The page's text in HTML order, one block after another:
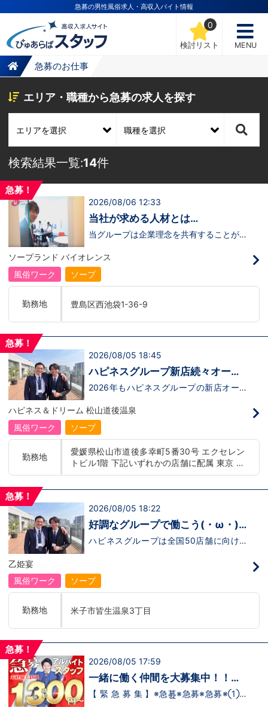
急募の男性風俗求人・高収入バイト情報
検討リスト
0
MENU
急募のお仕事
エリア・職種から急募の求人を探す
検索結果一覧:14件
急募！
2026/08/06 12:33
当社が求める人材とは…
当グループは企業理念を共有することがで
神】を持っている方を求めています。さら
に！『ハピネスグループは、店舗数が増え
ます！！』つまり…【店長/幹部】の空き
枠があるってことです。実際に働いてみ
職者になれない(´;ω;｀)なんて経験はあり
ませんか？？当グループは年功序列ではな
く実力主義です。頑張り次第でいくらでも
のある方には必要な席をしっかりご用意で
入社後、最短で8ヶ月で店長になった先輩
もいます。その先輩のあとにアナタも続き
ませんか！？勿論、男性だけではなく女性
も活躍中。ハピネスグループ初の女性店長
イトレジャー業界だからといって一般大手
企業様に引けを取らない体制で取り組んで
いる会社です。そのため、誰もが安心して
入社・勤務のできる環境なのです。それで
ャルサイトをご覧下さい。
【https://happiness-group.biz/】※お手
数ですがコピー＆ペーストしてURLを開い
他社と比較検討中など。そのような時は1
もしれません。アナタからのご連絡お待ち
しております。
ソープランド バイオレンス
風俗ワーク
ソープ
勤務地 豊島区西池袋1-36-9
急募！
2026/08/05 18:45
ハピネスグループ新店続々オープ
ン決定！
2026年もハピネスグループの新店オープ
てみませんか？いままでの職歴も学歴も一
切関係ありません。頑張り次第で20代で
年収1000万円も夢じゃないんです！一般
職からの転職や、女性からのご応募大歓
ッフ一人ひとりが働きやすい環境のお店で
す。現在多くの女性スタッフが勤務してお
ります。業界経験のある方もない方もご応
新人キャストさんにお仕事を教えるアドバ
は年功序列ではなく実力主義です。 頑張
り次第でいくらでも店長や幹部枠への昇格
が可能なんです！力のある方には必要な席
をしっかりご用意できる環境ですのでご安
ハピネス＆ドリーム 松山道後温泉
風俗ワーク
ソープ
勤務地
愛媛県松山市道後多幸町5番30号 エクセレン
トビル1階 下記いずれかの店舗に配属 東京 五
反田：五反田駅から徒歩2分 池袋：池袋駅西
水戸：水戸駅からバス5分 北海道 札幌：すす
きの駅から徒歩5分 中国・四国 鳥取：米子市
皆生温泉 愛媛：松山道後温泉 九州・沖縄 福
岡：中洲川端駅から徒歩8分 沖縄：那覇市※出
店準備中 他にも続々出店予定 遠方からのご応
急募！
2026/08/05 18:22
好調なグループで働こう(・ω・)
ノ
ハピネスグループは全国50店舗に向けて
有！！ つまり・・・ハピネスグループの
中でも、今！1番役職に就けるチャンスが
「今」入社するべきじゃないです
か！？！？ のし上がりたいなら、このビ
ッグチャンス見逃さないでください！！チ
か？？当グループは年功序列ではなく実力
や幹部枠への昇格が可能なんです！力のあ
る方には必要な席をしっかりご用意できる
環境ですのでご安心ください。実際に入社
後、最短で8ヶ月で店長になった先輩もい
乙姫宴
風俗ワーク
ソープ
勤務地 米子市皆生温泉3丁目
急募！
2026/08/05 17:59
一緒に働く仲間を大募集中！！
【アルバイト・送迎ドライバー急
【 緊 急 募 集 】※急募※急募※急募※①ス